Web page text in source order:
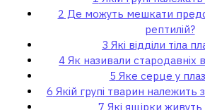
2 Де можуть мешкати
рептилій?
3 Які відділи тіла
4 Як називали стародавніх
5 Яке серце у
6 Якій групі тварин належить
7 Які ящірки живуть